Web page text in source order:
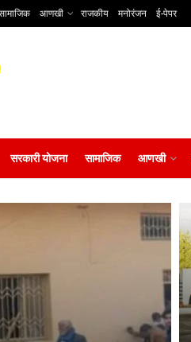
आणखी राजकीय मनोरंजन ई-पेपर
सरकारी योजना सामाजिक आणखी